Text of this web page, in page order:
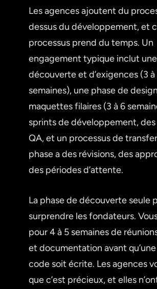
Les agences ajoutent du
dessus du développement, et
processus prend du temps. Un
engagement typique inclut
découverte et d’exigences (3 à
semaines), une phase de
maquettes filaires (3 à 6
sprints de développement,
QA, et un processus de
phase a des révisions, des
des périodes d’attente.
La phase de découverte seule
surprendre les fondateurs.
pour 4 à 5 semaines de
et documentation avant
code soit écrite. Les agences
que c’est précieux, et elles